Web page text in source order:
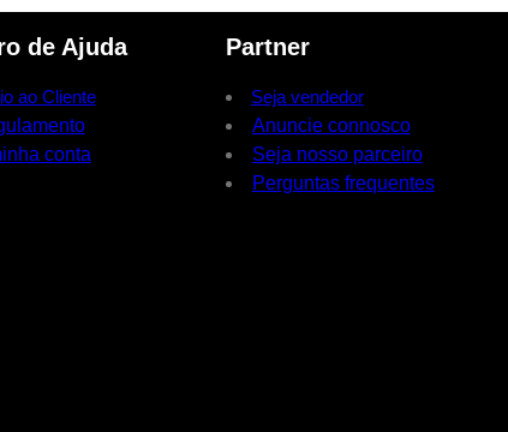
de Ajuda
ao Cliente
conta
Partner
Seja vendedor
Anuncie connosco
Seja nosso parceiro
Perguntas frequentes